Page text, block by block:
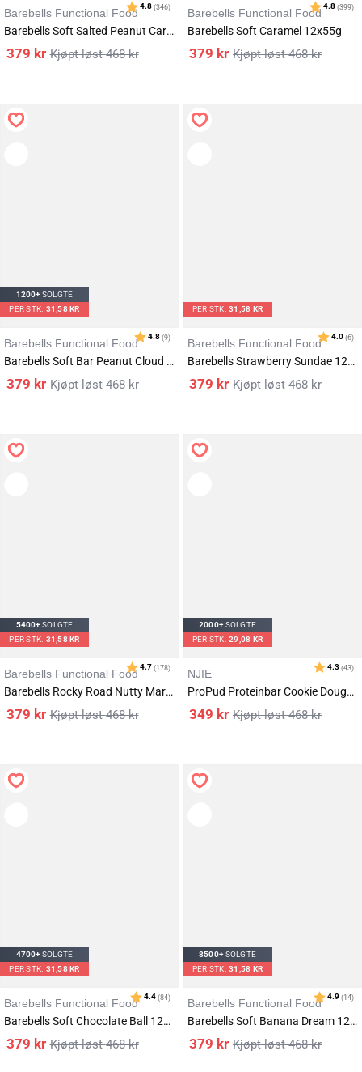
Barebells Functional Food
Barebells Soft Salted Peanut Caramel 12x55g
Karakter:
4.8 av 5 mulige
468kr
379 kr
Barebells Functional Food
Barebells Soft Caramel 12x55g
468kr
379 kr
1200+SOLGTE
PER STK. 31,58 KR
Barebells Functional Food
Barebells Soft Bar Peanut Cloud 12x55g
Karakter:
468kr
379 kr
PER STK.31,58 KR
Barebells Functional Food
Barebells Strawberry Sundae 12x55g
468kr
379 kr
5400+SOLGTE
PER STK. 31,58 KR
Barebells Functional Food
Barebells Rocky Road Nutty Marshmallow Bar 12x55g
468kr
379 kr
2000+SOLGTE
PER STK.29,08 KR
NJIE
ProPud Proteinbar Cookie Dough 12x55g
468kr
349 kr
4700+SOLGTE
PER STK. 31,58 KR
Barebells Functional Food
Barebells Soft Chocolate Ball 12x55g
468kr
379 kr
8500+SOLGTE
PER STK.31,58 KR
Barebells Functional Food
Barebells Soft Banana Dream 12x55g
468kr
379 kr